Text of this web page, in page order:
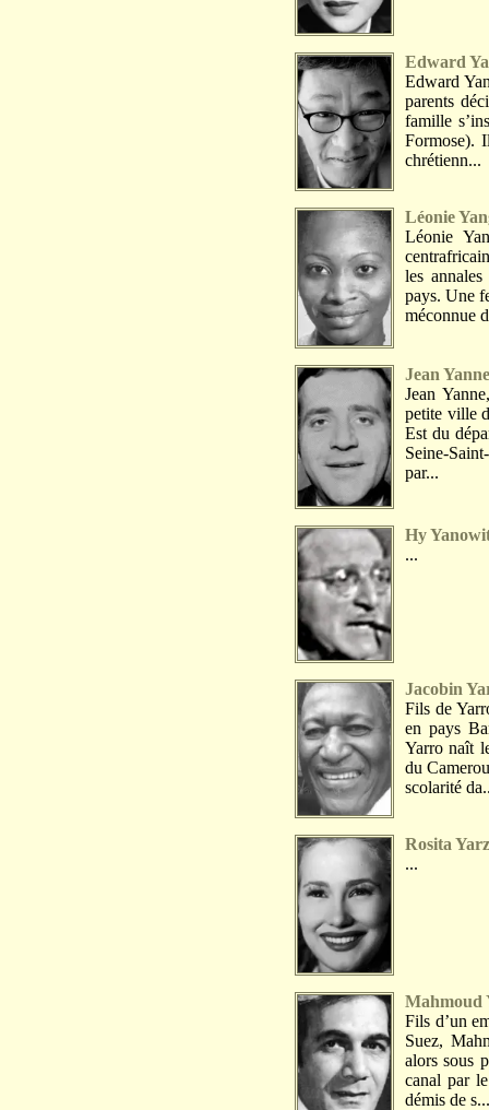
Edward
Edward
parents
famille
Formose).
chrétienn...
Léonie
Léonie
les
pays. Une
méconnue
Jean Yanne
Jean
petite ville
Est du
Seine-
par...
Hy
...
Jacobin
Fils de
en pays
Yarro naît
du
scolarité
Rosita
...
Mahmoud
Fils d’un
Suez,
alors sous
canal par
démis de s...